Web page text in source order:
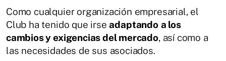
Como cualquier organización empresarial, el
Club ha tenido que irseadaptando a los
cambios y exigencias del mercado, así como a
las necesidades de sus asociados.